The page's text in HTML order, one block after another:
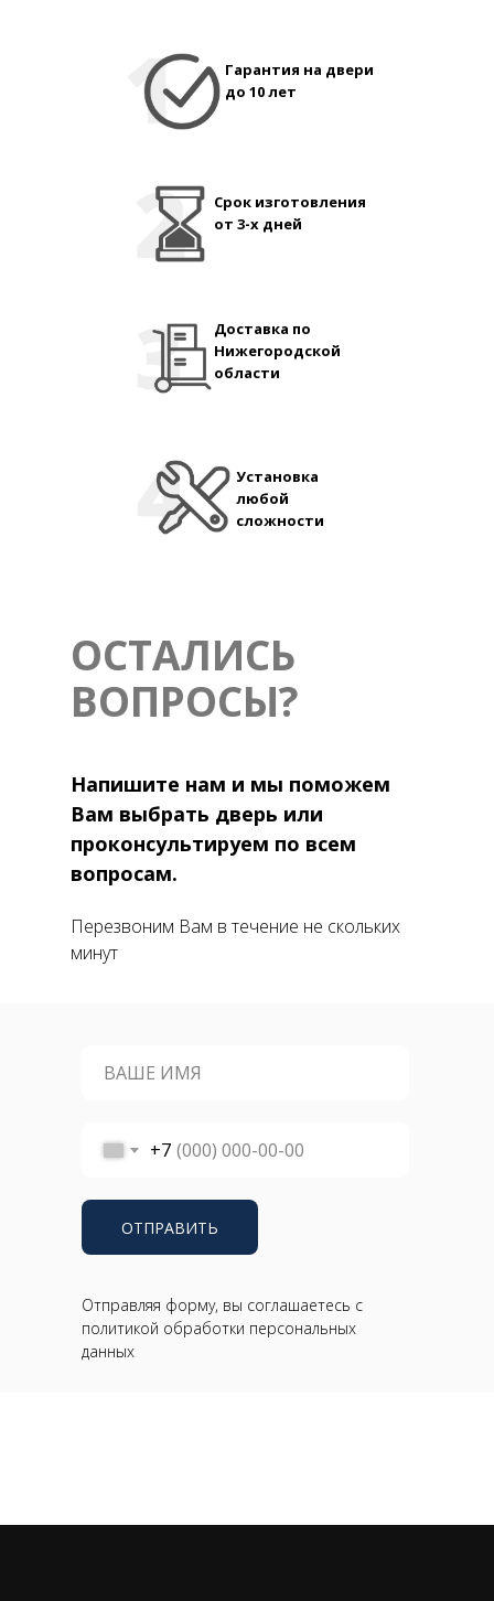
Гарантия на двери
до 10 лет
Срок изготовления
от 3-х дней
Доставка по
Нижегородской
области
Установка
любой
сложности
+7
ОТПРАВИТЬ
ОСТАЛИСЬ
ВОПРОСЫ?
Напишите нам и мы поможем
Вам выбрать дверь или
проконсультируем по всем
вопросам.
Перезвоним Вам в течение не скольких
минут
Отправляя форму, вы соглашаетесь с
политикой обработки персональных
данных